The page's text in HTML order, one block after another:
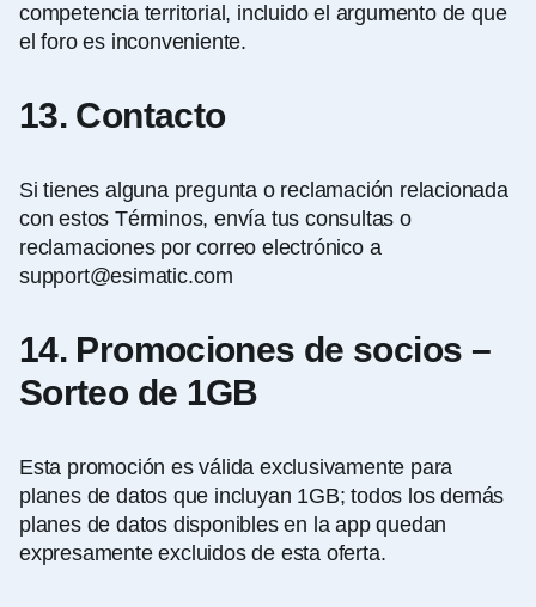
competencia territorial, incluido el argumento de que
el foro es inconveniente.
13. Contacto
Si tienes alguna pregunta o reclamación relacionada
con estos Términos, envía tus consultas o
reclamaciones por correo electrónico a
support@esimatic.com
14. Promociones de socios –
Sorteo de 1GB
Esta promoción es válida exclusivamente para
planes de datos que incluyan 1GB; todos los demás
planes de datos disponibles en la app quedan
expresamente excluidos de esta oferta.